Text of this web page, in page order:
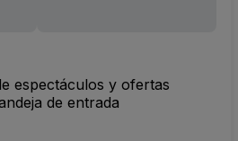
espectáculos y ofertas
de entrada